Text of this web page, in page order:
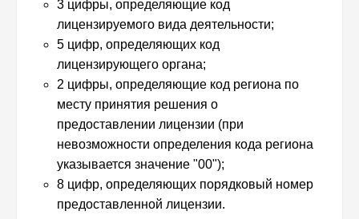
3 цифры, определяющие код
лицензируемого вида деятельности;
5 цифр, определяющих код
лицензирующего органа;
2 цифры, определяющие код региона по
месту принятия решения о
предоставлении лицензии (при
невозможности определения кода региона
указывается значение "00");
8 цифр, определяющих порядковый номер
предоставленной лицензии.